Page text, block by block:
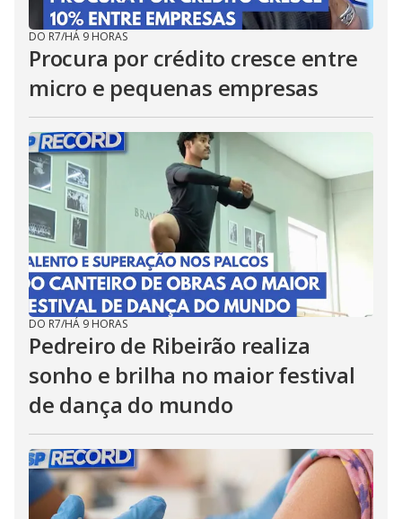
DO R7/HÁ 9 HORAS
Procura por crédito cresce entre
micro e pequenas empresas
DO R7/HÁ 9 HORAS
Pedreiro de Ribeirão realiza
sonho e brilha no maior festival
de dança do mundo